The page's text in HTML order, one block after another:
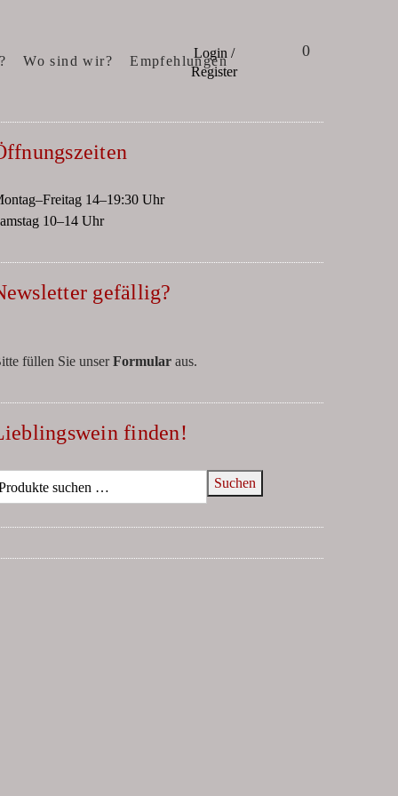
Login /
Register
0
Wo sind wir? Empfehlungen
14–19:30 Uhr
10–14 Uhr
gefällig?
füllen Sie unserFormularaus.
finden!
Suchen